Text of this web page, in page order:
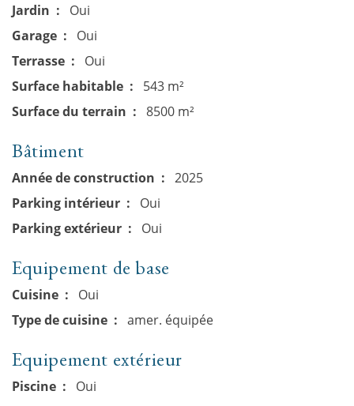
Jardin
Oui
Garage
Oui
Terrasse
Oui
Surface habitable
543 m²
Surface du terrain
8500 m²
Bâtiment
Année de construction
2025
Parking intérieur
Oui
Parking extérieur
Oui
Equipement de base
Cuisine
Oui
Type de cuisine
amer. équipée
Equipement extérieur
Piscine Oui